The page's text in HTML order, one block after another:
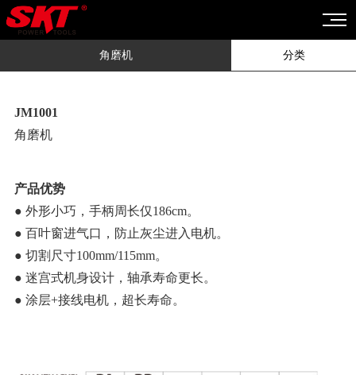
角磨机 分类
JM1001
角磨机
产品优势
● 外形小巧，手柄周长仅186cm。
● 百叶窗进气口，防止灰尘进入电机。
● 切割尺寸100mm/115mm。
● 迷宫式机身设计，轴承寿命更长。
● 涂层+接线电机，超长寿命。